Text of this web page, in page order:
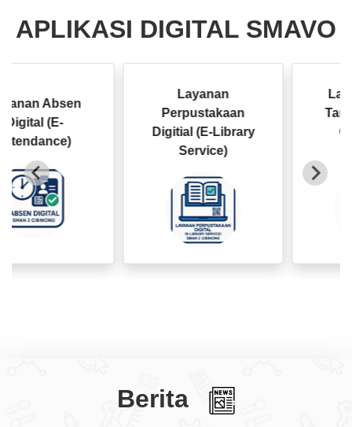
APLIKASI DIGITAL SMAVO
Layanan
Perpustakaan
Digitial (E-Library
Service)
Layanan
Tamu
Berita